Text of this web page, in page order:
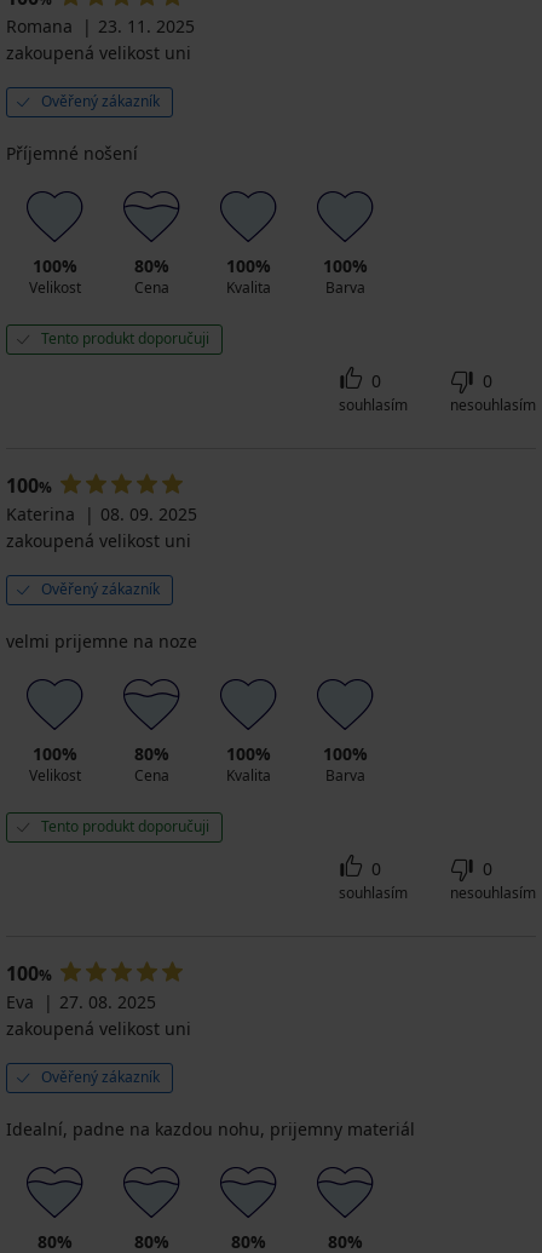
Romana
23. 11. 2025
zakoupená velikost uni
Ověřený zákazník
Příjemné nošení
100%
Velikost
80%
Cena
100%
Kvalita
100%
Barva
Tento produkt doporučuji
0
souhlasím
0
nesouhlasím
100%
Katerina
08. 09. 2025
zakoupená velikost uni
Ověřený zákazník
velmi prijemne na noze
100%
Velikost
80%
Cena
100%
Kvalita
100%
Barva
Tento produkt doporučuji
0
souhlasím
0
nesouhlasím
100%
Eva
27. 08. 2025
zakoupená velikost uni
Ověřený zákazník
Idealní, padne na kazdou nohu, prijemny materiál
80% 80% 80% 80%